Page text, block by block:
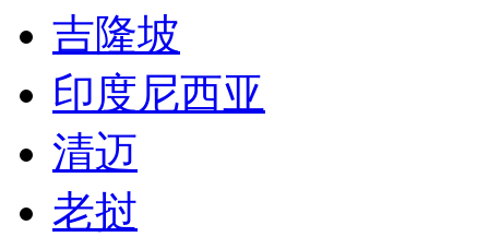
吉隆坡
印度尼西亚
清迈
老挝